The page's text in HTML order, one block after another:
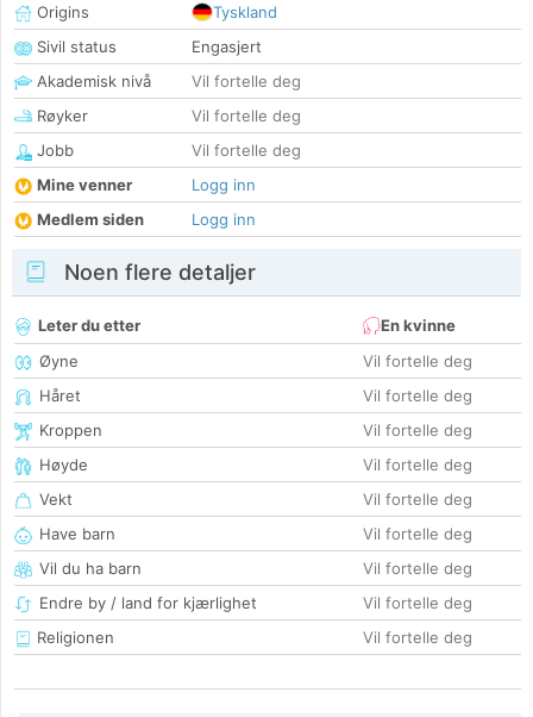
Origins
Tyskland
Sivil status
Engasjert
Akademisk nivå
Vil fortelle deg
Røyker
Vil fortelle deg
Jobb
Vil fortelle deg
Mine venner
Logg inn
Medlem siden
Logg inn
Noen flere detaljer
Leter du etter
En kvinne
Øyne
Vil fortelle deg
Håret
Vil fortelle deg
Kroppen
Vil fortelle deg
Høyde
Vil fortelle deg
Vekt
Vil fortelle deg
Have barn
Vil fortelle deg
Vil du ha barn
Vil fortelle deg
Endre by / land for kjærlighet
Vil fortelle deg
Religionen
Vil fortelle deg